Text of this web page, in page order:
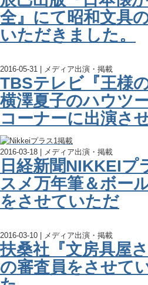
全』にて昭和文具
いただきました。
2016-05-31 | メディア出演・掲載
TBSテレビ『王様
横澤夏子のハウツ
コーナーに出演さ
2016-03-18 | メディア出演・掲載
日経新聞NIKKEIプ
スメ万年筆＆ボー
をさせていただ
2016-03-10 | メディア出演・掲載
扶桑社『文房具屋
の審査員をさせて